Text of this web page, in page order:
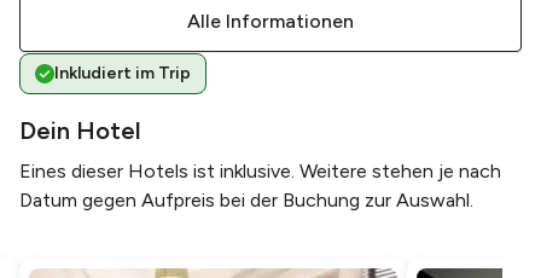
Alle Informationen
Inkludiert im Trip
Dein Hotel
Eines dieser Hotels ist inklusive. Weitere stehen je nach
Datum gegen Aufpreis bei der Buchung zur Auswahl.